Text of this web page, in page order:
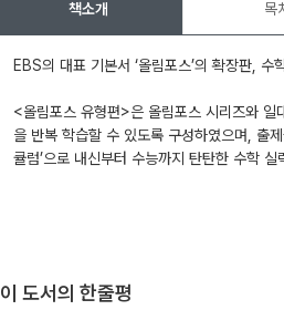
책소개 목
EBS의 대표 기본서 ‘올림포스’의 확장판, 수
<올림포스 유형편>은 올림포스 시리즈와 일
을 반복 학습할 수 있도록 구성하였으며, 출
큘럼’으로 내신부터 수능까지 탄탄한 수학 실
이 도서의 한줄평